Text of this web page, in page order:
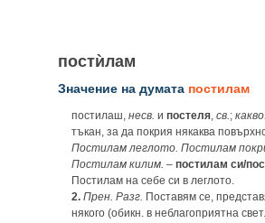
постѝлам
Значение на думата постилам
постилаш, несв. и постеля, св.; какво.
тъкан, за да покрия някаква
Постилам леглото. Постилам
Постилам килим. – постилам си/
Постилам на себе си в леглото.
2. Прен. Разг. Поставям се,
някого (обикн. в неблагоприятна